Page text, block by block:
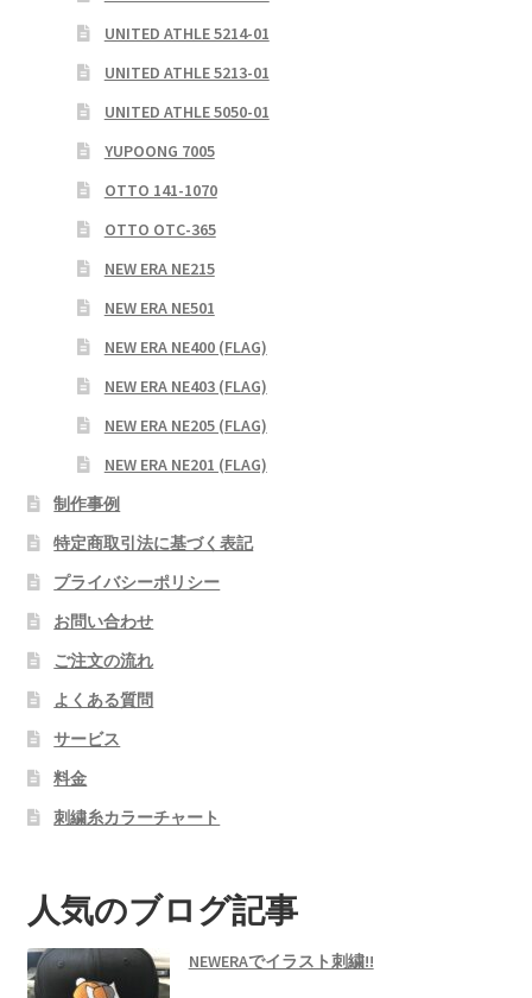
UNITED ATHLE 5214-01
UNITED ATHLE 5213-01
UNITED ATHLE 5050-01
YUPOONG 7005
OTTO 141-1070
OTTO OTC-365
NEW ERA NE215
NEW ERA NE501
NEW ERA NE400 (FLAG)
NEW ERA NE403 (FLAG)
NEW ERA NE205 (FLAG)
NEW ERA NE201 (FLAG)
制作事例
特定商取引法に基づく表記
プライバシーポリシー
お問い合わせ
ご注文の流れ
よくある質問
サービス
料金
刺繍糸カラーチャート
人気のブログ記事
NEWERAでイラスト刺繍!!